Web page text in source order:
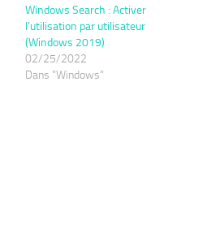
Windows Search : Activer
l’utilisation par utilisateur
(Windows 2019)
02/25/2022
Dans "Windows"